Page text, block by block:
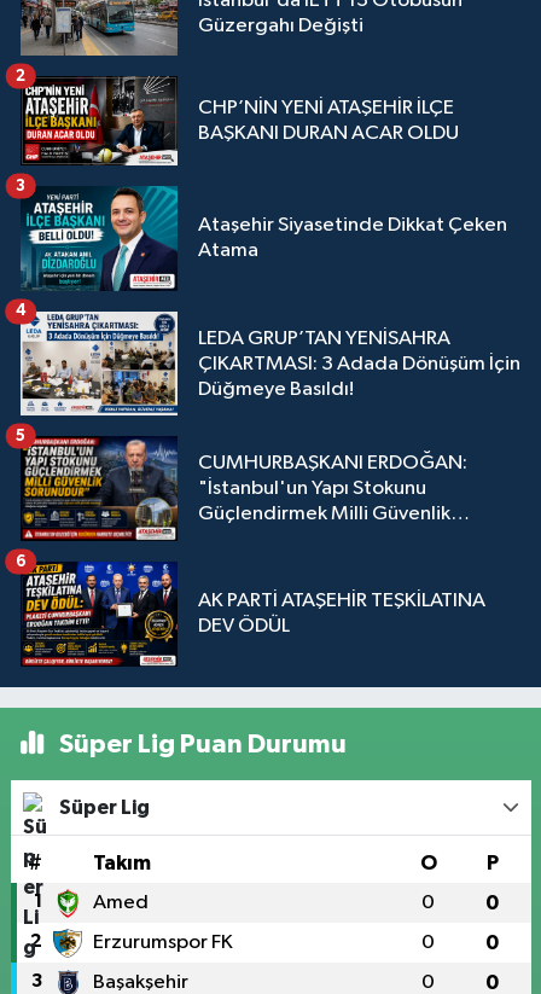
Güzergahı Değişti
CHP’NİN YENİ ATAŞEHİR İLÇE
BAŞKANI DURAN ACAR OLDU
2
Ataşehir Siyasetinde Dikkat Çeken
Atama
3
LEDA GRUP’TAN YENİSAHRA
ÇIKARTMASI: 3 Adada Dönüşüm İçin
Düğmeye Basıldı!
4
CUMHURBAŞKANI ERDOĞAN:
"İstanbul'un Yapı Stokunu
Güçlendirmek Milli Güvenlik
5
AK PARTİ ATAŞEHİR TEŞKİLATINA
DEV ÖDÜL
6
Süper Lig Puan Durumu
Süper Lig
# Takım O P
1 Amed 0 0
2 Erzurumspor FK 0 0
3 Başakşehir 0 0